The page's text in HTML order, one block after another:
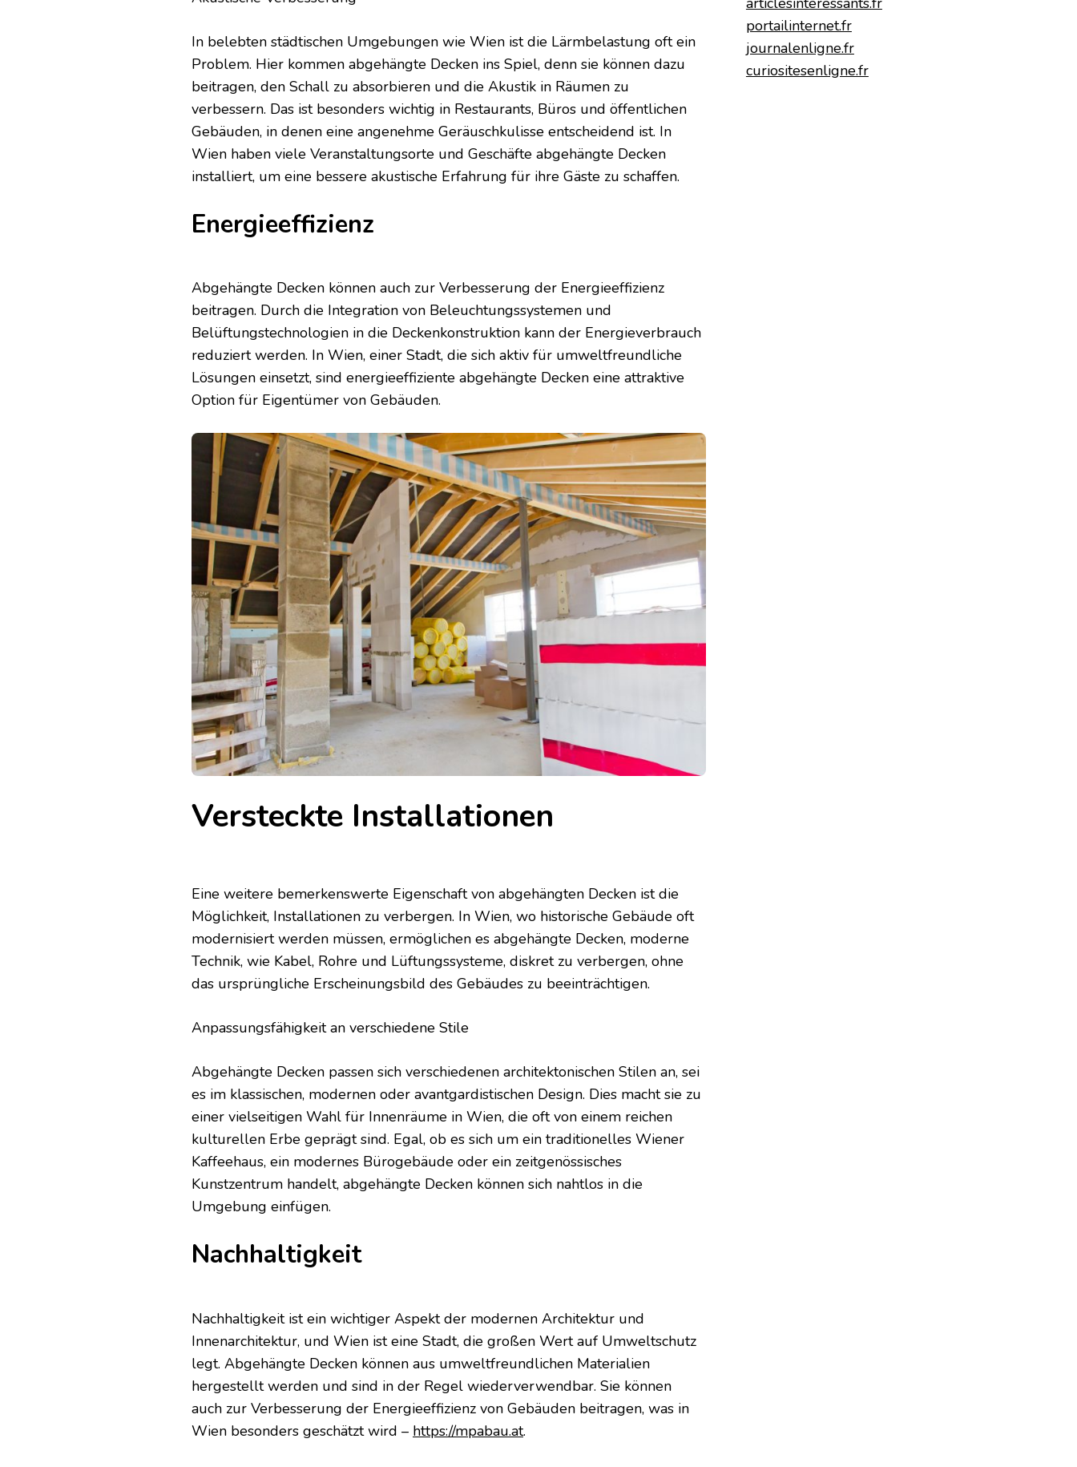
In belebten städtischen Umgebungen wie Wien ist die Lärmbelastung oft ein
Problem. Hier kommen abgehängte Decken ins Spiel, denn sie können dazu
beitragen, den Schall zu absorbieren und die Akustik in Räumen zu
verbessern. Das ist besonders wichtig in Restaurants, Büros und öffentlichen
Gebäuden, in denen eine angenehme Geräuschkulisse entscheidend ist. In
Wien haben viele Veranstaltungsorte und Geschäfte abgehängte Decken
installiert, um eine bessere akustische Erfahrung für ihre Gäste zu schaffen.
Energieeffizienz
Abgehängte Decken können auch zur Verbesserung der Energieeffizienz
beitragen. Durch die Integration von Beleuchtungssystemen und
Belüftungstechnologien in die Deckenkonstruktion kann der Energieverbrauch
reduziert werden. In Wien, einer Stadt, die sich aktiv für umweltfreundliche
Lösungen einsetzt, sind energieeffiziente abgehängte Decken eine attraktive
Option für Eigentümer von Gebäuden.
Versteckte Installationen
Eine weitere bemerkenswerte Eigenschaft von abgehängten Decken ist die
Möglichkeit, Installationen zu verbergen. In Wien, wo historische Gebäude oft
modernisiert werden müssen, ermöglichen es abgehängte Decken, moderne
Technik, wie Kabel, Rohre und Lüftungssysteme, diskret zu verbergen, ohne
das ursprüngliche Erscheinungsbild des Gebäudes zu beeinträchtigen.
Anpassungsfähigkeit an verschiedene Stile
Abgehängte Decken passen sich verschiedenen architektonischen Stilen an, sei
es im klassischen, modernen oder avantgardistischen Design. Dies macht sie zu
einer vielseitigen Wahl für Innenräume in Wien, die oft von einem reichen
kulturellen Erbe geprägt sind. Egal, ob es sich um ein traditionelles Wiener
Kaffeehaus, ein modernes Bürogebäude oder ein zeitgenössisches
Kunstzentrum handelt, abgehängte Decken können sich nahtlos in die
Umgebung einfügen.
Nachhaltigkeit
Nachhaltigkeit ist ein wichtiger Aspekt der modernen Architektur und
Innenarchitektur, und Wien ist eine Stadt, die großen Wert auf Umweltschutz
legt. Abgehängte Decken können aus umweltfreundlichen Materialien
hergestellt werden und sind in der Regel wiederverwendbar. Sie können
auch zur Verbesserung der Energieeffizienz von Gebäuden beitragen, was in
Wien besonders geschätzt wird – https://mpabau.at.
portailinternet.fr
journalenligne.fr
curiositesenligne.fr